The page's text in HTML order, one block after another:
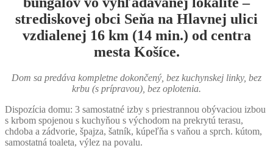
strediskovej obci Seňa na Hlavnej ulici
vzdialenej 16 km (14 min.) od centra
mesta Košíce.
Dom sa predáva kompletne dokončený, bez kuchynskej linky, bez
krbu (s prípravou), bez oplotenia.
Dispozícia domu: 3 samostatné izby s priestrannou obývaciou izbou
s krbom spojenou s kuchyňou s východom na prekrytú terasu,
chdoba a zádvorie, špajza, šatník, kúpeľňa s vaňou a sprch. kútom,
samostatná toaleta, výlez na povalu.